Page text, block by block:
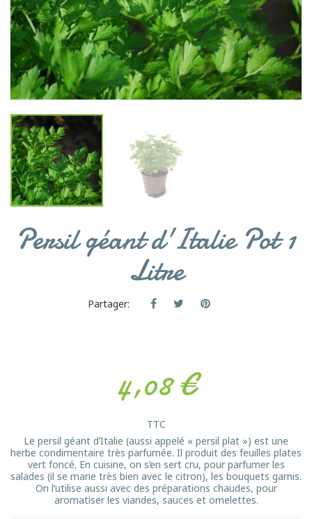
Persil géant d'Italie Pot 1
Litre
Partager:
4,08 €
TTC
Le persil géant d’Italie (aussi appelé « persil plat ») est une
herbe condimentaire très parfumée. Il produit des feuilles plates
vert foncé. En cuisine, on s’en sert cru, pour parfumer les
salades (il se marie très bien avec le citron), les bouquets garnis.
On l’utilise aussi avec des préparations chaudes, pour
aromatiser les viandes, sauces et omelettes.